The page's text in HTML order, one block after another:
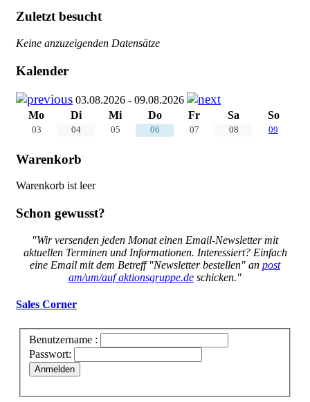
Zuletzt besucht
Keine anzuzeigenden Datensätze
Kalender
03.08.2026 - 09.08.2026
Mo
Di Mi Do Fr Sa So
03 04 05 06 07 08 09
Warenkorb
Warenkorb ist leer
Schon gewusst?
"Wir versenden jeden Monat einen Email-Newsletter mit
aktuellen Terminen und Informationen. Interessiert? Einfach
eine Email mit dem Betreff "Newsletter bestellen" an post
am/um/auf aktionsgruppe.de schicken."
Sales Corner
Benutzername :
Passwort:
Anmelden